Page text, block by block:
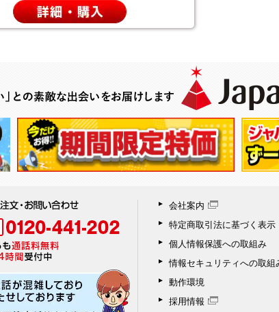
会社案内
特定商取引法に基づく表示
個人情報保護への取組み
情報セキュリティへの取組
動作環境
採用情報